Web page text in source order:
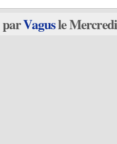
parVagusle